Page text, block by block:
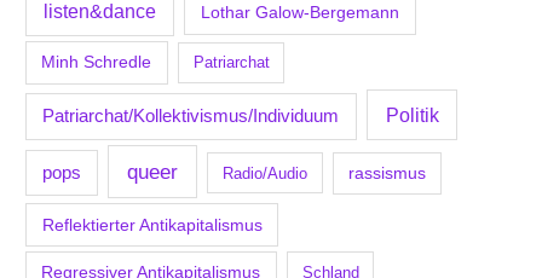
listen&dance Lothar Galow-Bergemann
Minh Schredle Patriarchat
Patriarchat/Kollektivismus/Individuum Politik
pops queer Radio/Audio rassismus
Reflektierter Antikapitalismus
Regressiver Antikapitalismus Schland